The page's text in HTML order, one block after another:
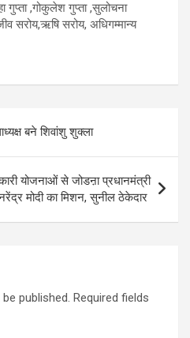
गुप्ता ,गोकुलेश गुप्ता ,सुलोचना
सरोय,ऋषि सरोय, अधिगम्मान्य
बने शिवांशु शुक्ला
योजनाओं से जोडऩा प्रधानमंत्री
मोदी का मिशन, सुनील ठेकेदार
published. Required fields